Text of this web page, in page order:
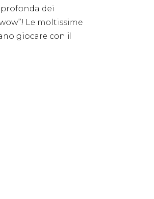
dei
Le moltissime
giocare con il